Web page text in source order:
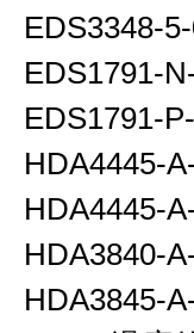
EDS3348-
EDS1791-
EDS1791-
HDA4445-
HDA4445-
HDA3840-
HDA3845-